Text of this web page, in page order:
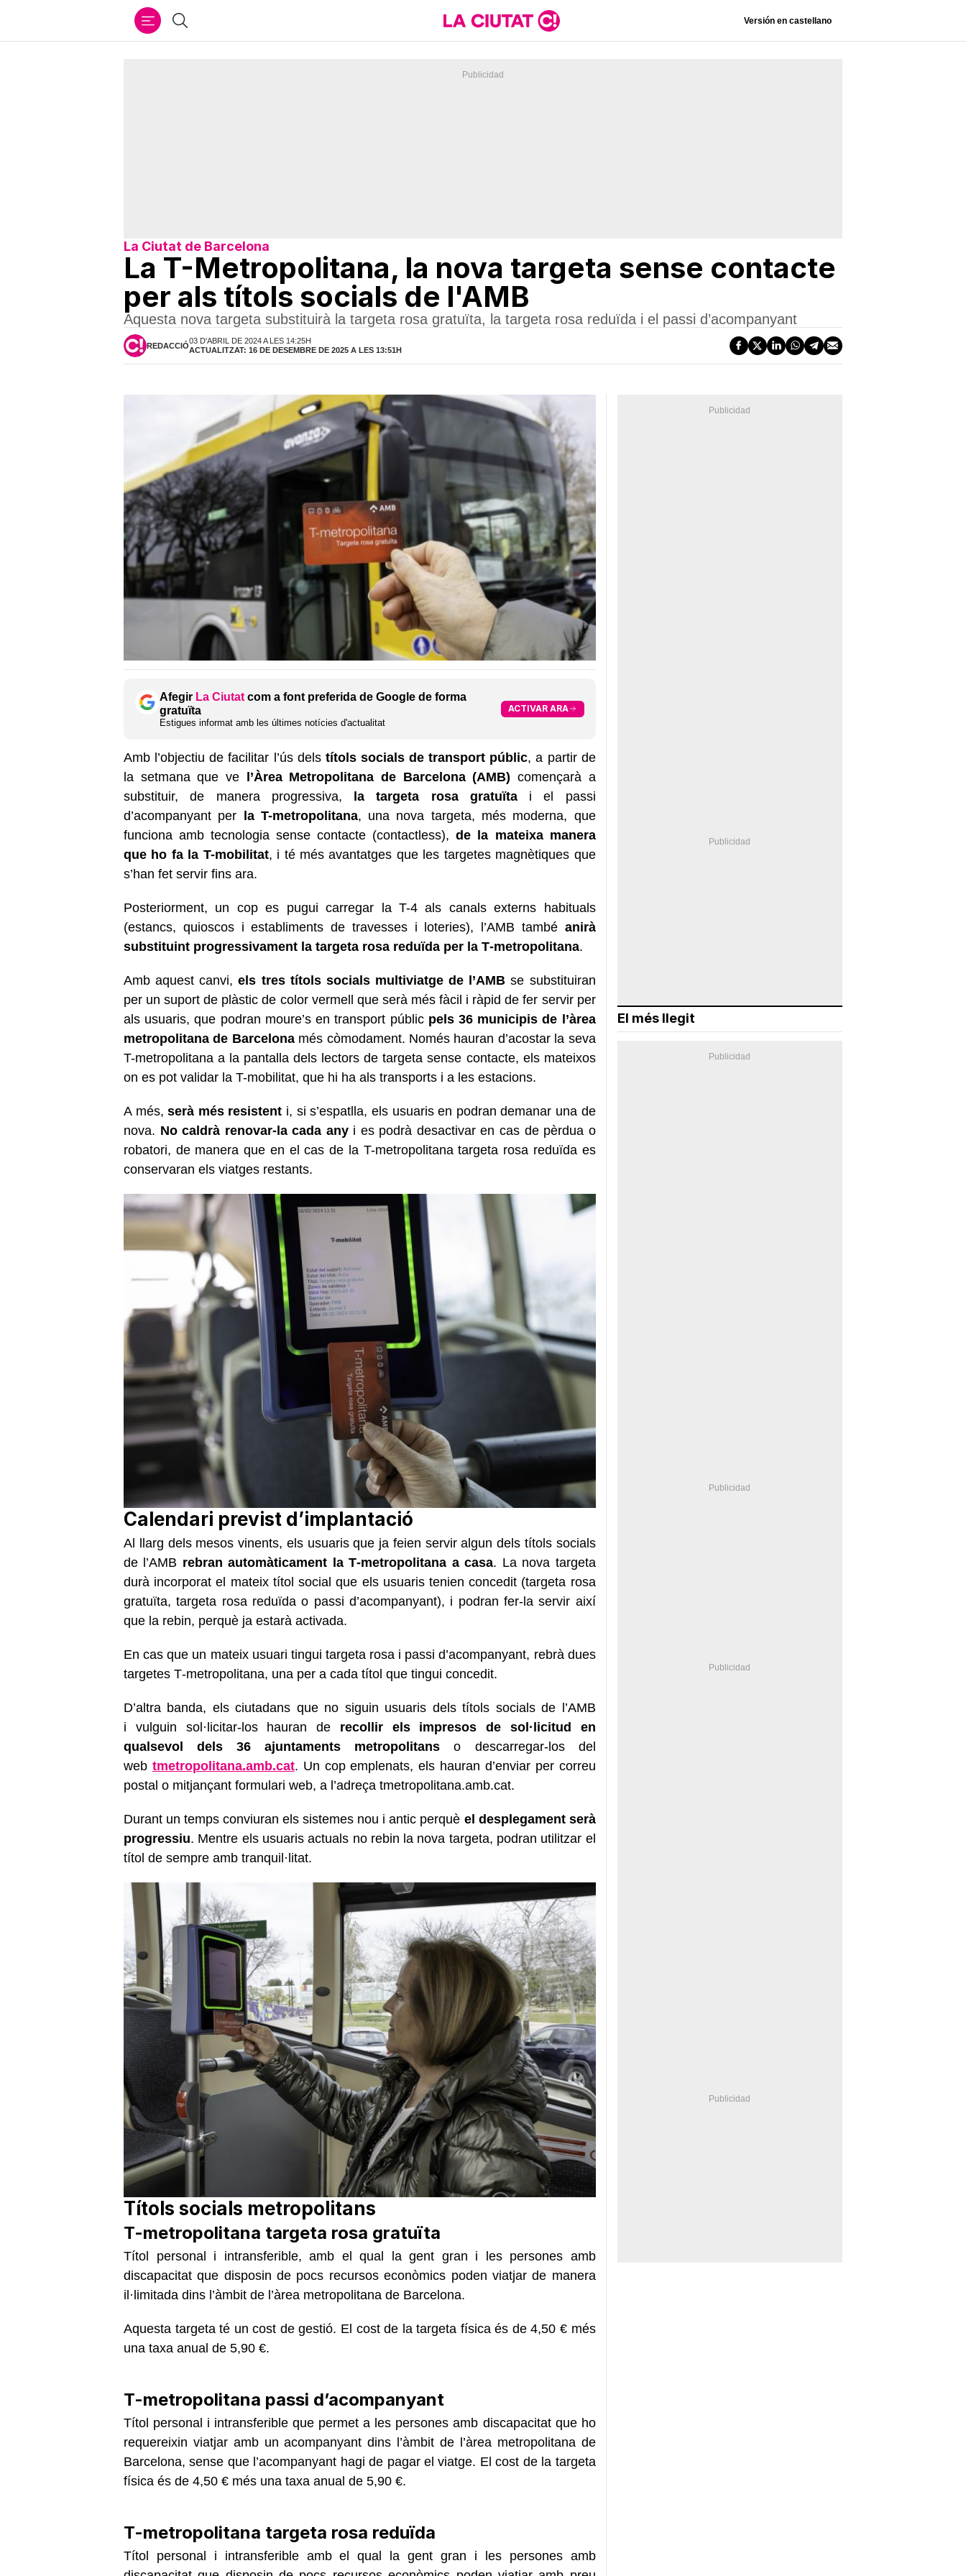
Cercar Versión en castellano
La Ciutat de Barcelona
La T-Metropolitana, la nova targeta sense contacte
per als títols socials de l'AMB
Aquesta nova targeta substituirà la targeta rosa gratuïta, la targeta rosa reduïda i el passi d’acompanyant
REDACCIÓ
03 D'ABRIL DE 2024 A LES 14:25H
ACTUALITZAT: 16 DE DESEMBRE DE 2025 A LES 13:51H
Afegir La Ciutat com a font preferida de Google de forma
gratuïta
Estigues informat amb les últimes notícies d'actualitat
ACTIVAR ARA
Amb l’objectiu de facilitar l’ús dels títols socials de transport públic, a partir de
la setmana que ve l’Àrea Metropolitana de Barcelona (AMB) començarà a
substituir, de manera progressiva, la targeta rosa gratuïtai el passi
d’acompanyant per la T-metropolitana, una nova targeta, més moderna, que
funciona amb tecnologia sense contacte (contactless),de la mateixa manera
que ho fa la T-mobilitat, i té més avantatges que les targetes magnètiques que
s’han fet servir fins ara.
Posteriorment, un cop es pugui carregar la T-4 als canals externs habituals
(estancs, quioscos i establiments de travesses i loteries), l’AMB també anirà
substituint progressivament la targeta rosa reduïda per la T‑metropolitana.
Amb aquest canvi,els tres títols socials multiviatge de l’AMB se substituiran
per un suport de plàstic de color vermell que serà més fàcil i ràpid de fer servir per
als usuaris, que podran moure’s en transport públic pels 36 municipis de l’àrea
metropolitana de Barcelonamés còmodament. Només hauran d’acostar la seva
T-metropolitana a la pantalla dels lectors de targeta sense contacte, els mateixos
on es pot validar la T-mobilitat, que hi ha als transports i a les estacions.
A més,serà més resistent i, si s’espatlla, els usuaris en podran demanar una de
nova. No caldrà renovar-la cada anyi es podrà desactivar en cas de pèrdua o
robatori, de manera que en el cas de la T-metropolitana targeta rosa reduïda es
conservaran els viatges restants.
Calendari previst d’implantació
Al llarg dels mesos vinents, els usuaris que ja feien servir algun dels títols socials
de l’AMB rebran automàticament la T‑metropolitana a casa. La nova targeta
durà incorporat el mateix títol social que els usuaris tenien concedit (targeta rosa
gratuïta, targeta rosa reduïda o passi d’acompanyant), i podran fer-la servir així
que la rebin, perquè ja estarà activada.
En cas que un mateix usuari tingui targeta rosa i passi d’acompanyant, rebrà dues
targetes T‑metropolitana, una per a cada títol que tingui concedit.
D’altra banda, els ciutadans que no siguin usuaris dels títols socials de l’AMB
i vulguin sol·licitar-los hauran de recollir els impresos de sol·licitud en
qualsevol dels 36 ajuntaments metropolitans o descarregar-los del
web tmetropolitana.amb.cat. Un cop emplenats, els hauran d’enviar per correu
postal o mitjançant formulari web, a l’adreça tmetropolitana.amb.cat.
Durant un temps conviuran els sistemes nou i antic perquè el desplegament serà
progressiu. Mentre els usuaris actuals no rebin la nova targeta, podran utilitzar el
títol de sempre amb tranquil·litat.
Títols socials metropolitans
T-metropolitana targeta rosa gratuïta
Títol personal i intransferible, amb el qual la gent gran i les persones amb
discapacitat que disposin de pocs recursos econòmics poden viatjar de manera
il·limitada dins l’àmbit de l’àrea metropolitana de Barcelona.
Aquesta targeta té un cost de gestió. El cost de la targeta física és de 4,50 € més
una taxa anual de 5,90 €.
T-metropolitana passi d’acompanyant
Títol personal i intransferible que permet a les persones amb discapacitat que ho
requereixin viatjar amb un acompanyant dins l’àmbit de l’àrea metropolitana de
Barcelona, sense que l’acompanyant hagi de pagar el viatge. El cost de la targeta
física és de 4,50 € més una taxa anual de 5,90 €.
T-metropolitana targeta rosa reduïda
Títol personal i intransferible amb el qual la gent gran i les persones amb
El més llegit